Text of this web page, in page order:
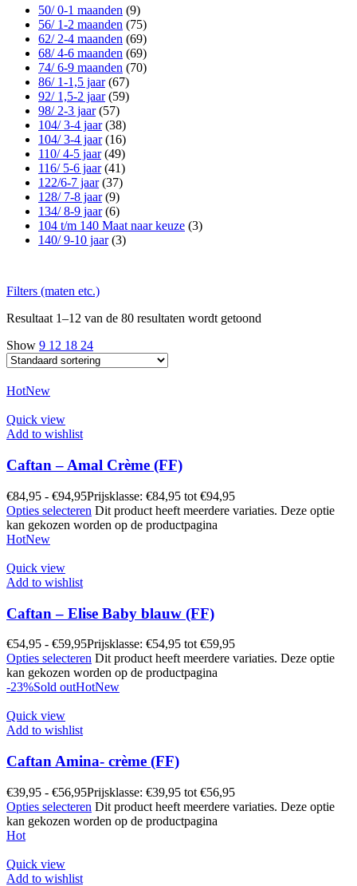
50/ 0-1 maanden (9)
56/ 1-2 maanden (75)
62/ 2-4 maanden (69)
68/ 4-6 maanden (69)
74/ 6-9 maanden (70)
86/ 1-1,5 jaar (67)
92/ 1,5-2 jaar (59)
98/ 2-3 jaar (57)
104/ 3-4 jaar (38)
104/ 3-4 jaar (16)
110/ 4-5 jaar (49)
116/ 5-6 jaar (41)
122/6-7 jaar (37)
128/ 7-8 jaar (9)
134/ 8-9 jaar (6)
104 t/m 140 Maat naar keuze (3)
140/ 9-10 jaar (3)
Filters (maten etc.)
Resultaat 1–12 van de 80 resultaten wordt getoond
Show 9 12 18 24
HotNew
Quick view
Add to wishlist
Caftan – Amal Crème (FF)
€84,95 - €94,95Prijsklasse: €84,95 tot €94,95
Opties selecteren Dit product heeft meerdere variaties. Deze optie
kan gekozen worden op de productpagina
HotNew
Quick view
Add to wishlist
Caftan – Elise Baby blauw (FF)
€54,95 - €59,95Prijsklasse: €54,95 tot €59,95
Opties selecteren Dit product heeft meerdere variaties. Deze optie
kan gekozen worden op de productpagina
-23%Sold outHotNew
Quick view
Add to wishlist
Caftan Amina- crème (FF)
€39,95 - €56,95Prijsklasse: €39,95 tot €56,95
Opties selecteren Dit product heeft meerdere variaties. Deze optie
kan gekozen worden op de productpagina
Hot
Quick view
Add to wishlist